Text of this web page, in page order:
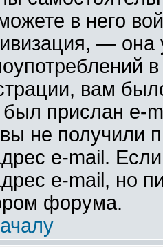
в него
—
вам
прислан e-
не получили
e-mail.
e-mail, но
форума.